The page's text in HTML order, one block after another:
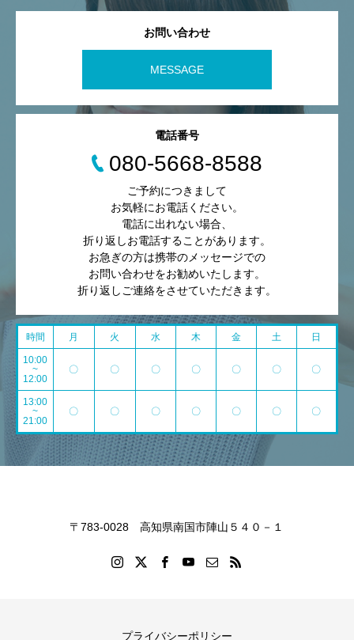
お問い合わせ
MESSAGE
電話番号
080-5668-8588
ご予約につきまして
お気軽にお電話ください。
電話に出れない場合、
折り返しお電話することがあります。
お急ぎの方は携帯のメッセージでの
お問い合わせをお勧めいたします。
折り返しご連絡をさせていただきます。
時間 月 火 水 木 金 土 日
10:00
~
12:00
〇 〇 〇 〇 〇 〇 〇
13:00
~
21:00
〇 〇 〇 〇 〇 〇 〇
〒783-0028 高知県南国市陣山５４０－１
プライバシーポリシー